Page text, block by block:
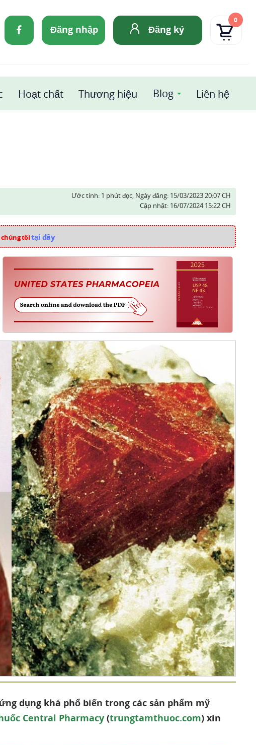
Đăng nhập Đăng ký
0
Hoạt chất Thương hiệu Blog Liên hệ
Ước tính: 1 phút đọc, Ngày đăng: 15/03/2023 20:07 CH
Cập nhật: 16/07/2024 15:22 CH
tôitại đây
dụng khá phổ biến trong các sản phẩm mỹ
Central Pharmacy(trungtamthuoc.com) xin